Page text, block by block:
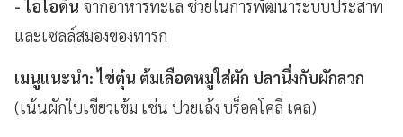
- ไอโอดีน จากอาหารทะเล ช่วยในการพัฒนาระบบประสาท
และเซลล์สมองของทารก
เมนูแนะนำ: ไข่ตุ๋น ต้มเลือดหมูใส่ผัก ปลานึ่งกับผักลวก
(เน้นผักใบเขียวเข้ม เช่น ปวยเล้ง บร็อคโคลี เคล)